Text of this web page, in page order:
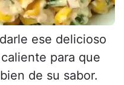
ese delicioso
para que
de su sabor.